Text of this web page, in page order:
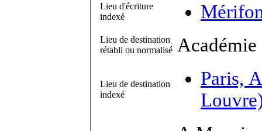
Lieu d'écriture
indexé
Lieu de destination
rétabli ou normalisé Académie
Lieu de destination
indexé
Paris,